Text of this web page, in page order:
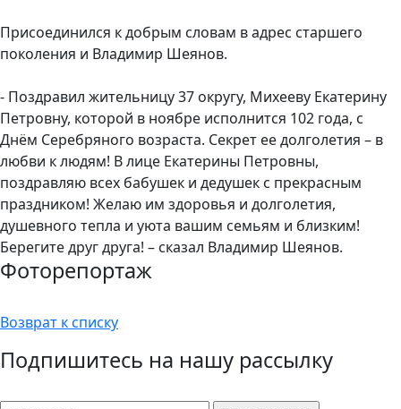
Присоединился к добрым словам в адрес старшего
поколения и Владимир Шеянов.
- Поздравил жительницу 37 округу, Михееву Екатерину
Петровну, которой в ноябре исполнится 102 года, с
Днём Серебряного возраста. Секрет ее долголетия – в
любви к людям! В лице Екатерины Петровны,
поздравляю всех бабушек и дедушек с прекрасным
праздником! Желаю им здоровья и долголетия,
душевного тепла и уюта вашим семьям и близким!
Берегите друг друга! – сказал Владимир Шеянов.
Фоторепортаж
Возврат к списку
Подпишитесь на нашу рассылку